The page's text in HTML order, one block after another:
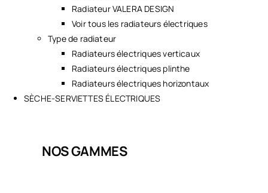
Radiateur VALERA DESIGN
Voir tous les radiateurs électriques
Type de radiateur
Radiateurs électriques verticaux
Radiateurs électriques plinthe
Radiateurs électriques horizontaux
SÈCHE-SERVIETTES ÉLECTRIQUES
NOS GAMMES